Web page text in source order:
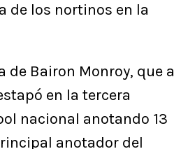
de los nortinos en la
de Bairon Monroy, que a
en la tercera
nacional anotando 13
anotador del